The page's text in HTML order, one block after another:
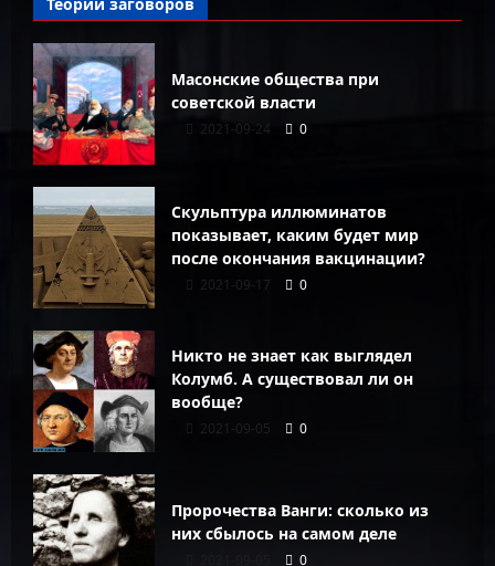
Масонские общества при
советской власти
2021-09-24 0
Скульптура иллюминатов
показывает, каким будет мир
после окончания вакцинации?
2021-09-17 0
Никто не знает как выглядел
Колумб. А существовал ли он
вообще?
2021-09-05 0
Пророчества Ванги: сколько из
них сбылось на самом деле
0